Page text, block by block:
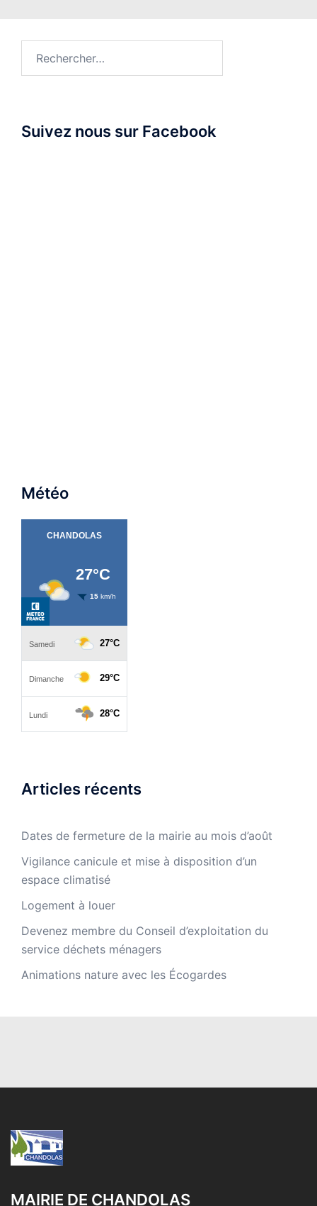
Suivez nous sur Facebook
Météo
Articles récents
Dates de fermeture de la mairie au mois d’août
Vigilance canicule et mise à disposition d’un
espace climatisé
Logement à louer
Devenez membre du Conseil d’exploitation du
service déchets ménagers
Animations nature avec les Écogardes
MAIRIE DE CHANDOLAS